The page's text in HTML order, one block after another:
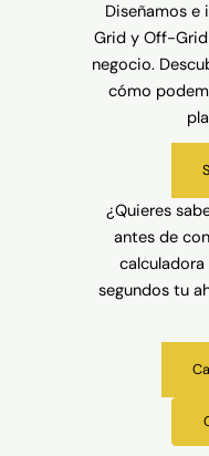
Diseñamos e
Grid y Off-
negocio.
cómo
¿Quieres
antes de
segundos tu